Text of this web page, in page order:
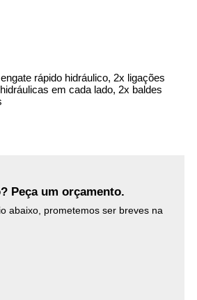
rápido hidráulico, 2x ligações
em cada lado, 2x baldes
Peça um orçamento.
abaixo, prometemos ser breves na